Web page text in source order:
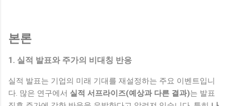
본론
1. 실적 발표와 주가의 비대칭 반응
실적 발표는 기업의 미래 기대를 재설정하는 주요 이벤트입니
다. 많은 연구에서 실적 서프라이즈(예상과 다른 결과)는 발표